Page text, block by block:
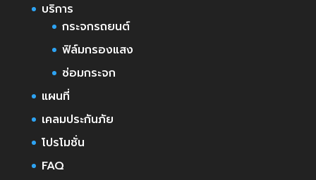
บริการ
กระจกรถยนต์
ฟิล์มกรองแสง
ซ่อมกระจก
แผนที่
เคลมประกันภัย
โปรโมชั่น
FAQ